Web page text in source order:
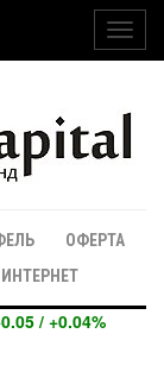
ОФЕРТА
ИНТЕРНЕТ
/ +0.04%